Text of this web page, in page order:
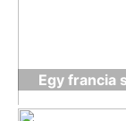
Egy francia